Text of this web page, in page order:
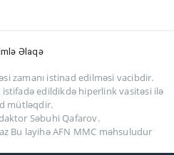
Əlaqə
zamanı istinad edilməsi vacibdir.
edildikdə hiperlink vasitəsi ilə
mütləqdir.
Səbuhi Qafarov.
Bu layihə AFN MMC məhsuludur